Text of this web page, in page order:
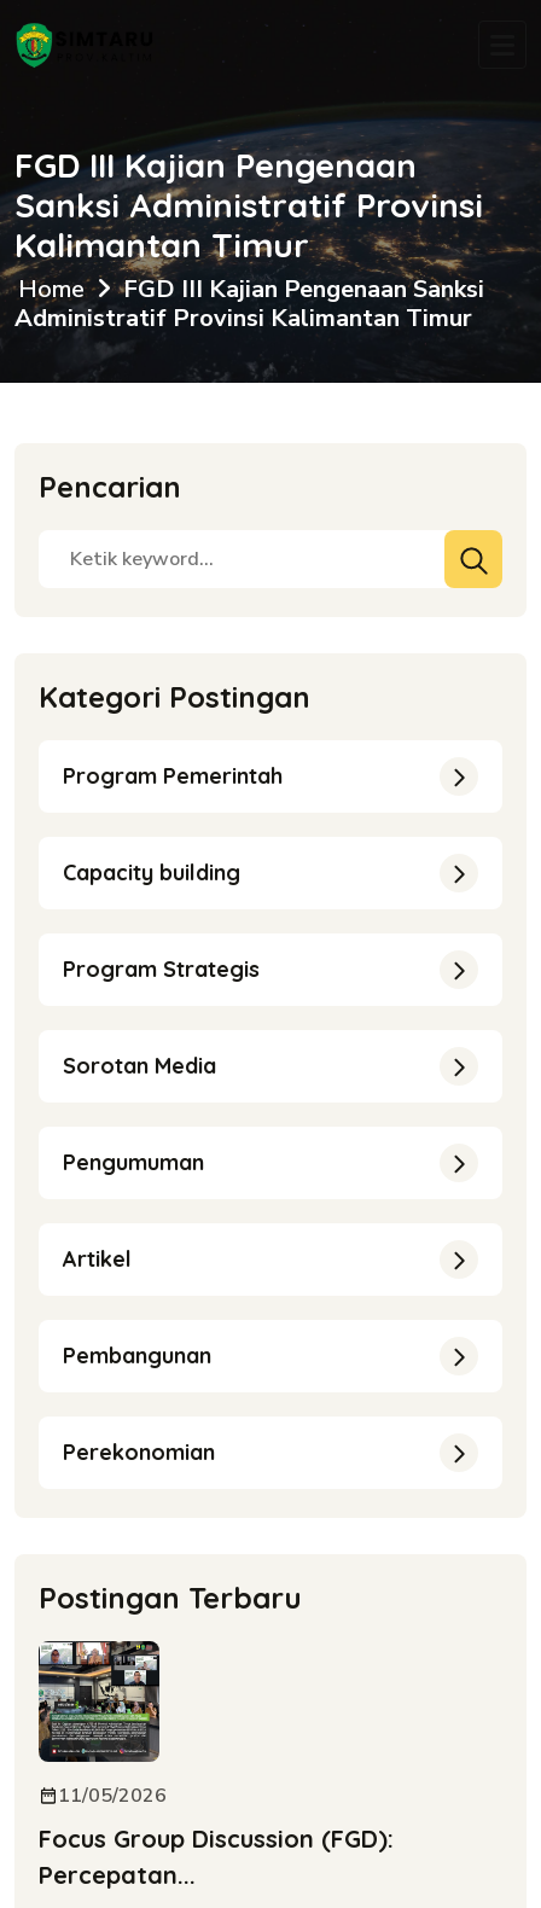
FGD III Kajian Pengenaan
Sanksi Administratif Provinsi
Kalimantan Timur
Home
FGD III Kajian Pengenaan Sanksi
Administratif Provinsi Kalimantan Timur
Pencarian
Kategori Postingan
Program Pemerintah
Capacity building
Program Strategis
Sorotan Media
Pengumuman
Artikel
Pembangunan
Perekonomian
Postingan Terbaru
11/05/2026
Focus Group Discussion (FGD):
Percepatan...